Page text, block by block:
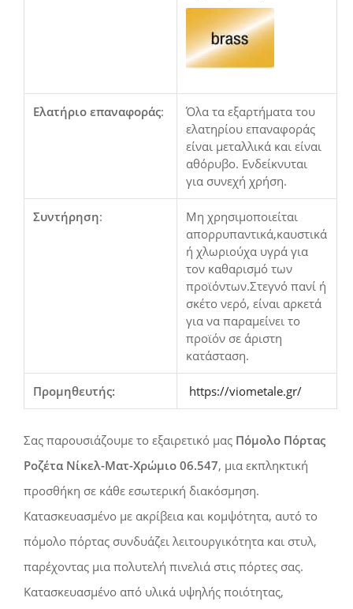
Ελατήριο επαναφοράς:
Όλα τα εξαρτήματα του
ελατηρίου επαναφοράς
είναι μεταλλικά και είναι
αθόρυβο. Ενδείκνυται
για συνεχή χρήση.
Συντήρηση:
Μη χρησιμοποιείται
απορρυπαντικά,καυστικά
ή χλωριούχα υγρά για
τον καθαρισμό των
προϊόντων.Στεγνό πανί ή
σκέτο νερό, είναι αρκετά
για να παραμείνει το
προϊόν σε άριστη
κατάσταση.
Προμηθευτής: https://viometale.gr/
Σας παρουσιάζουμε το εξαιρετικό μας Πόμολο Πόρτας
Ροζέτα Νίκελ-Ματ-Χρώμιο 06.547, μια εκπληκτική
προσθήκη σε κάθε εσωτερική διακόσμηση.
Κατασκευασμένο με ακρίβεια και κομψότητα, αυτό το
πόμολο πόρτας συνδυάζει λειτουργικότητα και στυλ,
παρέχοντας μια πολυτελή πινελιά στις πόρτες σας.
Κατασκευασμένο από υλικά υψηλής ποιότητας,